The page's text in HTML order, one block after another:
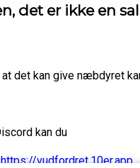
det er ikke en
det kan give næbdyret
kan du
https://vudfordret.10er.app